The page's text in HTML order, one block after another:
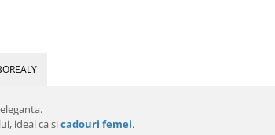
ideal ca sicadouri femei.